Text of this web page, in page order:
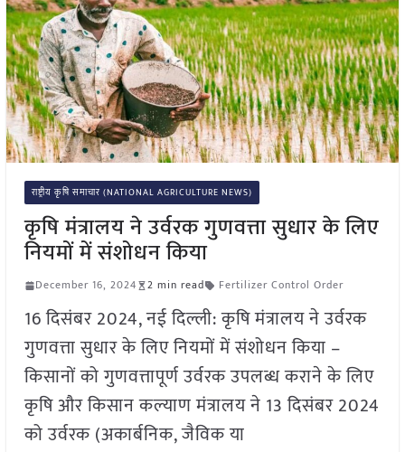
राष्ट्रीय कृषि समाचार (NATIONAL AGRICULTURE NEWS)
कृषि मंत्रालय ने उर्वरक गुणवत्ता सुधार के लिए
नियमों में संशोधन किया
December 16, 2024 2 min read Fertilizer Control Order
16 दिसंबर 2024, नई दिल्ली: कृषि मंत्रालय ने उर्वरक
गुणवत्ता सुधार के लिए नियमों में संशोधन किया –
किसानों को गुणवत्तापूर्ण उर्वरक उपलब्ध कराने के लिए
कृषि और किसान कल्याण मंत्रालय ने 13 दिसंबर 2024
को उर्वरक (अकार्बनिक, जैविक या